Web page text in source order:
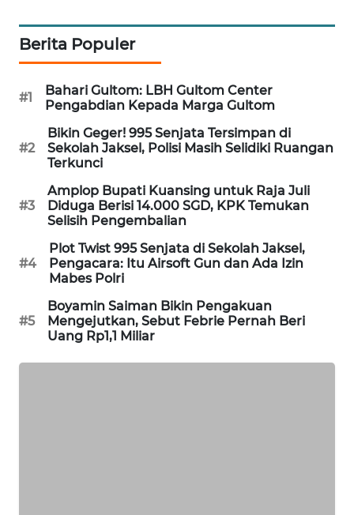
Berita Populer
#1
Bahari Gultom: LBH Gultom Center
Pengabdian Kepada Marga Gultom
#2
Bikin Geger! 995 Senjata Tersimpan di
Sekolah Jaksel, Polisi Masih Selidiki Ruangan
Terkunci
#3
Amplop Bupati Kuansing untuk Raja Juli
Diduga Berisi 14.000 SGD, KPK Temukan
Selisih Pengembalian
#4
Plot Twist 995 Senjata di Sekolah Jaksel,
Pengacara: Itu Airsoft Gun dan Ada Izin
Mabes Polri
#5
Boyamin Saiman Bikin Pengakuan
Mengejutkan, Sebut Febrie Pernah Beri
Uang Rp1,1 Miliar
NEWS
SITUNGIR
NEWS
SIDIKALANG
NEWS
SIBARAGAS
NEWS
METRO
SIANTAR
NEWS
METRO
MEDAN